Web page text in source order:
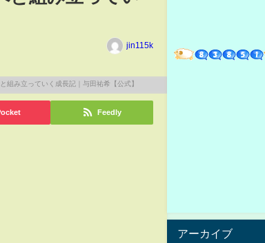
jin115k
Feedly
アーカイブ